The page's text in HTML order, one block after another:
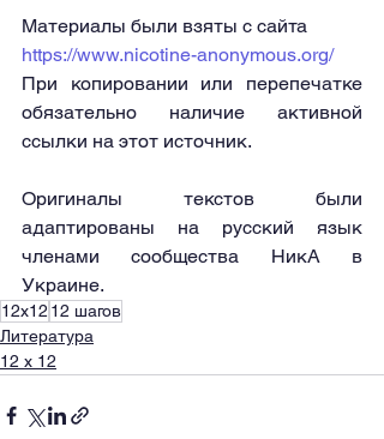
Материалы были взяты с сайта
https://www.nicotine-anonymous.org/
При копировании или перепечатке
обязательно наличие активной
ссылки на этот источник.
Оригиналы текстов были
адаптированы на русский язык
членами сообщества НикА в
Украине.
12x12 12 шагов
Литература
12 x 12